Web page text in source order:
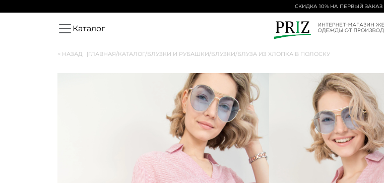
БЕСПЛАТНАЯ ДОСТАВКА ОТ 5000₽
Каталог
< НАЗАД |ГЛАВНАЯ/КАТАЛОГ/БЛУЗКИ И РУБАШКИ/БЛУЗКИ/БЛУЗА ИЗ ХЛОПКА В ПОЛОСКУ